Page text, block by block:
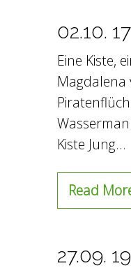
02.10.
Eine Kiste,
Magdalena
Kiste Jung…
Read
27.09.